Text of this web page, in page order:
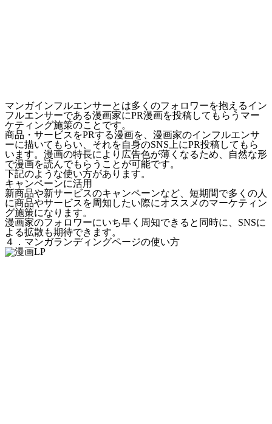
マンガインフルエンサーとは多くのフォロワーを抱えるイン
フルエンサーである漫画家にPR漫画を投稿してもらうマー
ケティング施策のことです。
商品・サービスをPRする漫画を、漫画家のインフルエンサ
ーに描いてもらい、それを自身のSNS上にPR投稿してもら
います。漫画の特長により広告色が薄くなるため、自然な形
で漫画を読んでもらうことが可能です。
下記のような使い方があります。
キャンペーンに活用
新商品や新サービスのキャンペーンなど、 短期間で多くの人
に商品やサービスを周知したい際にオススメのマーケティン
グ施策になります。
漫画家のフォロワーにいち早く周知できると同時に、SNSに
よる拡散も期待できます。
４．マンガランディングページの使い方